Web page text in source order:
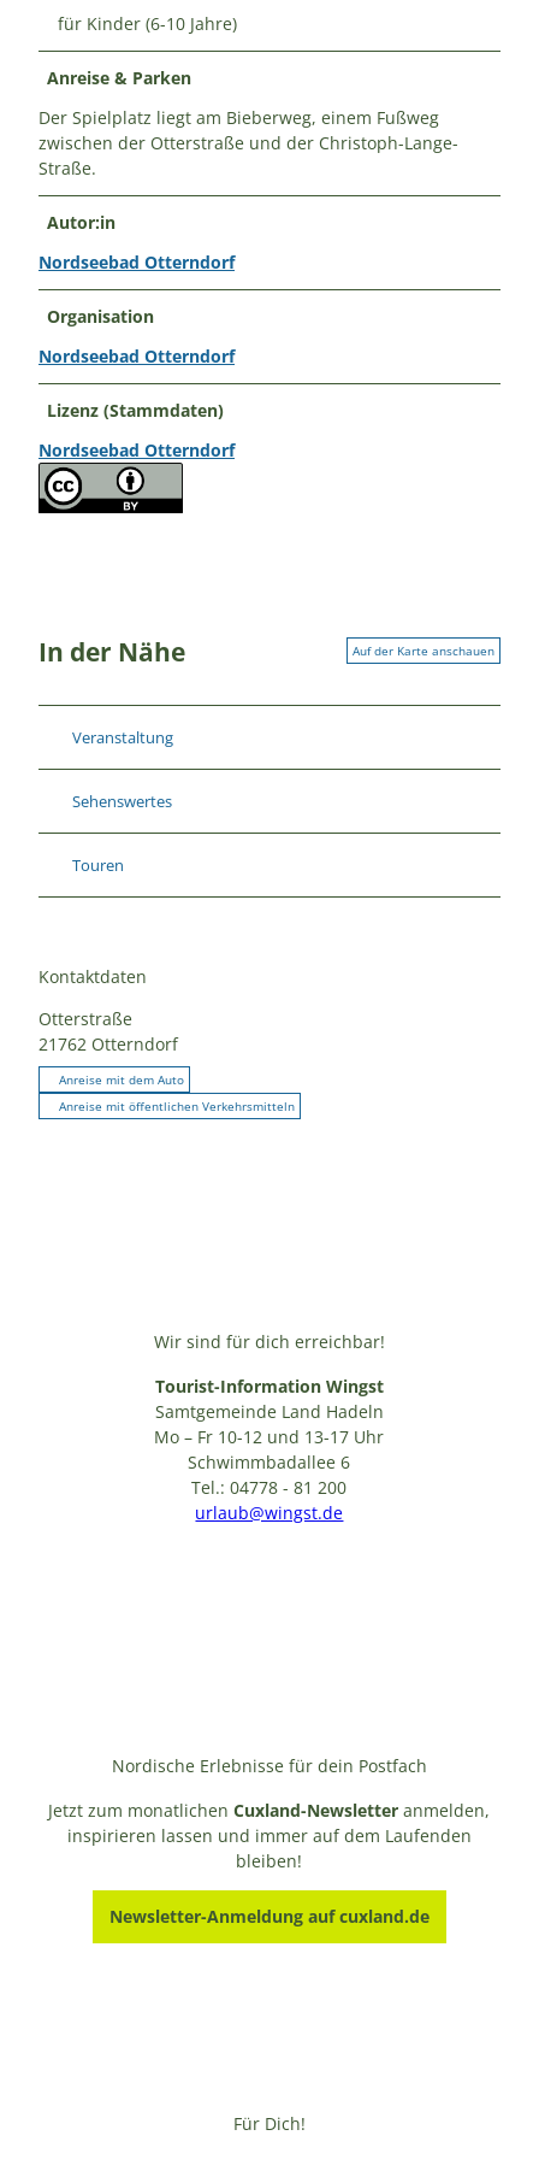
für Kinder (6-10 Jahre)
Anreise & Parken
Der Spielplatz liegt am Bieberweg, einem Fußweg
zwischen der Otterstraße und der Christoph-Lange-
Straße.
Autor:in
Nordseebad Otterndorf
Organisation
Nordseebad Otterndorf
Lizenz (Stammdaten)
Nordseebad Otterndorf
In der Nähe Auf der Karte anschauen
Veranstaltung
Sehenswertes
Touren
Kontaktdaten
Otterstraße
21762 Otterndorf
Anreise mit dem Auto
Anreise mit öffentlichen Verkehrsmitteln
Wir sind für dich erreichbar!
Tourist-Information Wingst
Samtgemeinde Land Hadeln
Mo – Fr 10-12 und 13-17 Uhr
Schwimmbadallee 6
Tel.: 04778 - 81 200
urlaub@wingst.de
Nordische Erlebnisse für dein Postfach
Jetzt zum monatlichenCuxland-Newsletter anmelden,
inspirieren lassen und immer auf dem Laufenden
bleiben!
Newsletter-Anmeldung auf cuxland.de
Für Dich!